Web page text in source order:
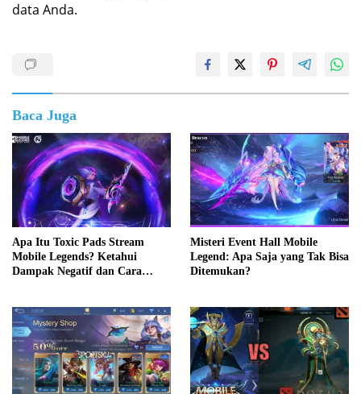
data Anda.
Baca Juga
Apa Itu Toxic Pads Stream
Mobile Legends? Ketahui
Dampak Negatif dan Cara
Misteri Event Hall Mobile
Legend: Apa Saja yang Tak Bisa
Ditemukan?